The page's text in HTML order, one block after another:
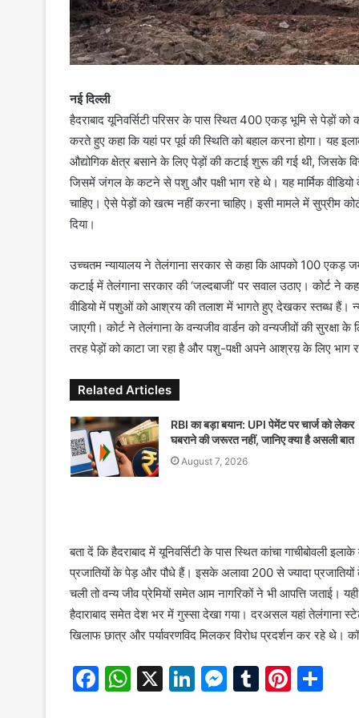
नई दिल्ली
हैदराबाद यूनिवर्सिटी परिसर के पास स्थित 400 एकड़ भूमि से पेड़ों
करते हुए कहा कि यहां पर पूर्व की स्थिति को बहाल करना होगा। यह
औद्योगिक क्षेत्र बसाने के लिए पेड़ों की कटाई शुरू की गई थी, जिसके
जिसमें जंगल के कटने से पशु और पक्षी भाग रहे थे। यह मार्मिक वीडियो
चाहिए। ऐसे पेड़ों को खत्म नहीं करना चाहिए। इसी मामले में सुप्रीम
दिया।
उच्चतम न्यायालय ने तेलंगाना सरकार से कहा कि आपको 100 एकड़
कटाई में तेलंगाना सरकार की ‘जल्दबाजी’ पर सवाल उठाए। कोर्ट ने
वीडियो में पशुओं को आश्रय की तलाश में भागते हुए देखकर स्तब्ध हैं।
जाएगी। कोर्ट ने तेलंगाना के वन्यजीव वार्डन को वन्यजीवों की
तरह पेड़ों को काटा जा रहा है और पशु-पक्षी अपने आश्रय़ के लिए भाग
Related Articles
RBI का बड़ा बयान: UPI पेमेंट पर चार्ज को लेकर
घबराने की जरूरत नहीं, जानिए क्या है असली बात
August 7, 2026
बता दें कि हैदराबाद में यूनिवर्सिटी के पास स्थित कांचा
प्रजातियों के पेड़ और पौधे हैं। इसके अलावा 200 से ज्यादा
चली तो वन्य जीव प्रेमियों समेत आम नागरिकों ने भी आपत्ति जताई।
हैदाराबाद समेत देश भर में गुस्सा देखा गया। दरअसल यहां तेलंगाना
खिलाफ छात्र और पर्यावरणविद मिलकर विरोध प्रदर्शन कर रहे थे।
F
W X
Li M T
Pi